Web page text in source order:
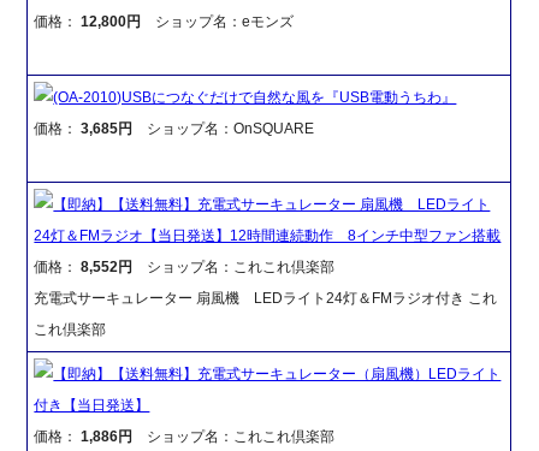
価格：12,800円 ショップ名：eモンズ
(OA-2010)USBにつなぐだけで自然な風を『USB電動うちわ』
価格：3,685円 ショップ名：OnSQUARE
【即納】【送料無料】充電式サーキュレーター 扇風機 LEDライト
24灯＆FMラジオ【当日発送】12時間連続動作 8インチ中型ファン搭載
価格：8,552円
ショップ名：これこれ倶楽部
充電式サーキュレーター 扇風機 LEDライト24灯＆FMラジオ付き これ
これ倶楽部
【即納】【送料無料】充電式サーキュレーター（扇風機）LEDライト
付き【当日発送】
価格：1,886円 ショップ名：これこれ倶楽部